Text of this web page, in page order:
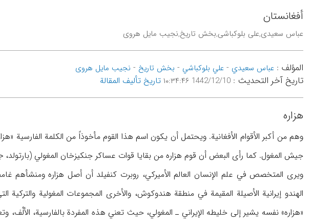
أفغانستان
عباس سعیدی,علی بلوکباشی,بخش تاریخ,نجیب مایل هروی
المؤلف :عباس سعیدي -علي بلوکباشي - بخش تاریخ - نجیب مایل هروی
تاریخ آخر التحدیث :1442/12/10 ۱۰:۳۴:۴۶ تاریخ تألیف المقالة
هزاره
وهم من أكبر الأقوام الأفغانية. ويحتمل أن يكون اسم هذا القوم مأخوذاً من الكلمة
جيش المغول. كما رأى البعض أن قوم هزاره من بقايا قوات عساكر جنكيزخان المغولي (بارتولد،
ويرى المتخصص في علم الإنسان العالم الأميركي، روبرت كنفيلد أن أصل هزاره ومنشأهم
«هزاره» نفسه يشير إلى خليطه الإيراني ـ المغولي، حيث تعني هذه المفردة بالفارسية، الألْف،